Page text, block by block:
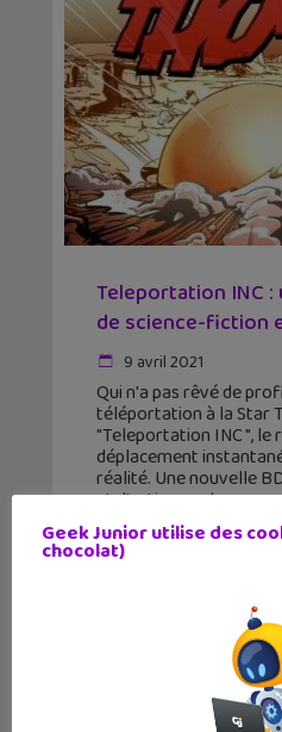
Teleportation INC :
de science-fiction
9 avril 2021
Qui n'a pas rêvé de
téléportation à la Star
"Teleportation INC ", le
déplacement
réalité. Une nouvelle
et d'action en deux
Geek Junior utilise des
chocolat)